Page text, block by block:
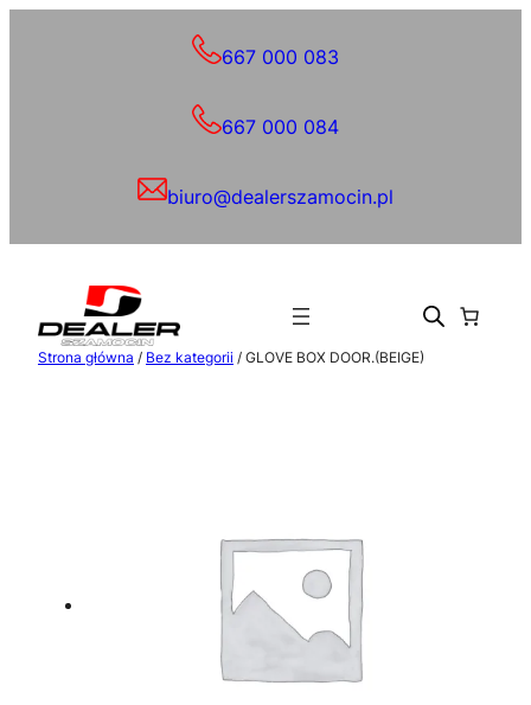
667 000 083
667 000 084
biuro@dealerszamocin.pl
Strona główna / Bez kategorii / GLOVE BOX DOOR.(BEIGE)